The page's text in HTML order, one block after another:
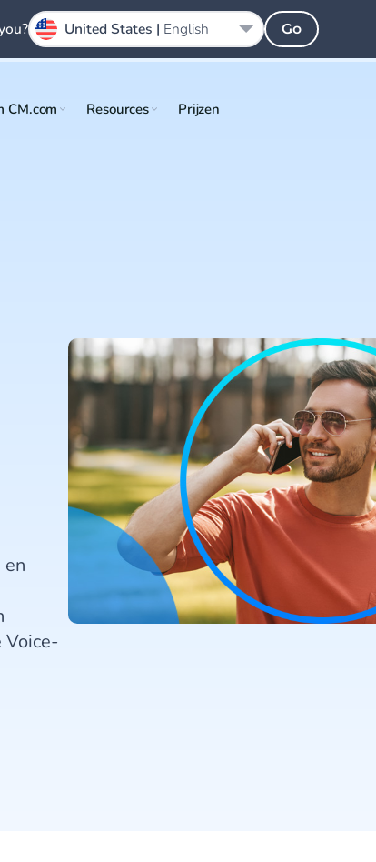
CM.com Resources Prijzen
United States | English Go